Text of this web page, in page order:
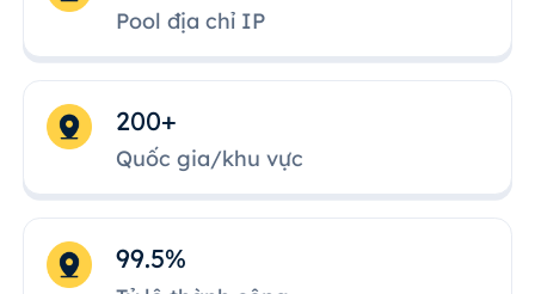
Pool địa chỉ IP
200+
Quốc gia/khu vực
99.5%